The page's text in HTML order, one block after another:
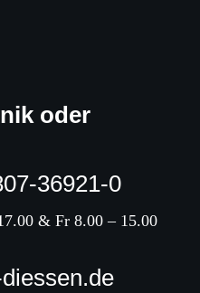
oder
36921-0
& Fr 8.00 – 15.00